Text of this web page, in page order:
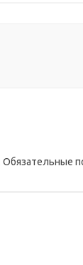
Обязательные